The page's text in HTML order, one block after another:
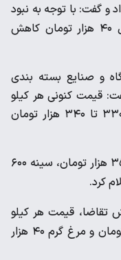
و گفت: با توجه به نبود
تقاضا، قیمت مرغ نسبت به هفته قبل ۴۰ هزار تومان کاهش
و صنایع بسته بندی
قیمت کنونی هر کیلو
مرغ زنده ۲۱۰ هزار تومان و مرغ گرم ۳۳۰ تا ۳۴۰ هزار تومان
وی قیمت هر کیلو ران مرغ را ۳۴۰ تا ۳۵۰ هزار تومان، سینه ۶۰۰
تقاضا، قیمت هر کیلو
مرغ زنده نسبت به هفته قبل ۳۰ هزار تومان و مرغ گرم ۴۰ هزار